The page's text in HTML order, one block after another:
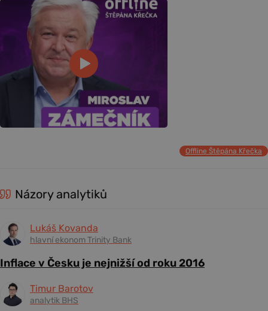
Offline Štěpána Křečka
Názory analytiků
Lukáš Kovanda
hlavní ekonom Trinity Bank
Inflace v Česku je nejnižší od roku 2016
Timur Barotov
analytik BHS